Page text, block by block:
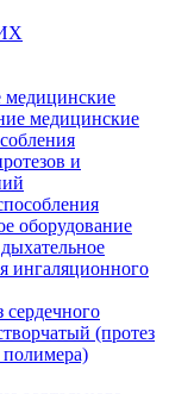
медицинские
медицинские
и
оборудование
ингаляционного
сердечного
(протез
полимера)